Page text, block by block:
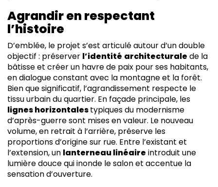
Agrandir en respectant
l’histoire
D’emblée, le projet s’est articulé autour d’un double
objectif : préserver l’identité architecturale de la
bâtisse et créer un havre de paix pour ses habitants,
en dialogue constant avec la montagne et la forêt.
Bien que significatif, l’agrandissement respecte le
tissu urbain du quartier. En façade principale, les
lignes horizontalestypiques du modernisme
d’après-guerre sont mises en valeur. Le nouveau
volume, en retrait à l’arrière, préserve les
proportions d’origine sur rue. Entre l’existant et
l’extension, un lanterneau linéaire introduit une
lumière douce qui inonde le salon et accentue la
sensation d’ouverture.